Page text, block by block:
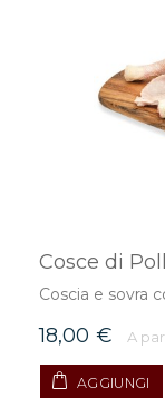
Cosce di
Coscia e sovra
18,00 € A
AGGIUNGI